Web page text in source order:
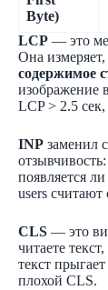
Byte)
LCP — это
Она измеряет,
содержимое
изображение
LCP > 2.5 сек,
INP заменил
появляется
users
CLS — это
читаете
текст
плохой CLS.